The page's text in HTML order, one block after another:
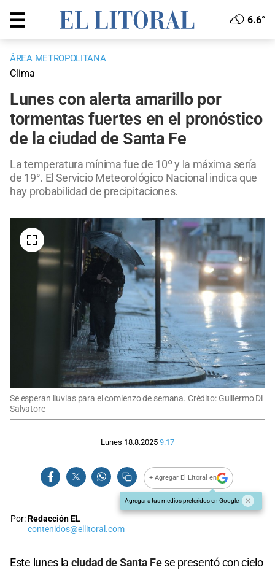
6.6°
ÁREA METROPOLITANA
Clima
Lunes con alerta amarillo por
tormentas fuertes en el pronóstico
de la ciudad de Santa Fe
La temperatura mínima fue de 10º y la máxima sería
de 19°. El Servicio Meteorológico Nacional indica que
hay probabilidad de precipitaciones.
Se esperan lluvias para el comienzo de semana. Crédito: Guillermo Di
Salvatore
Lunes 18.8.2025 9:17
+ Agregar El Litoral en
Agregar a tus medios preferidos en Google
Por:Redacción EL
contenidos@ellitoral.com
Este lunes la ciudad de Santa Fese presentó con cielo